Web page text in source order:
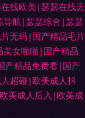
线欧美|瑟瑟在线无
导航|瑟瑟综合|瑟瑟
无码|国产精品毛片
女啪啪|国产精品
产精品免费看|国产
超碰|欧美成人抖
美成人后入|欧美成